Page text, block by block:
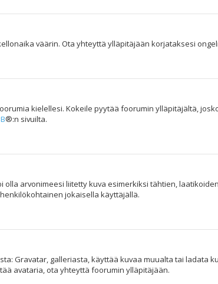
väärin. Ota yhteyttä ylläpitäjään korjataksesi
kielellesi. Kokeile pyytää foorumin ylläpitäjältä,
®:n sivuilta.
arvonimeesi liitetty kuva esimerkiksi tähtien,
jokaisella käyttäjällä.
Gravatar, galleriasta, käyttää kuvaa muualta tai ladata
avataria, ota yhteyttä foorumin ylläpitäjään.